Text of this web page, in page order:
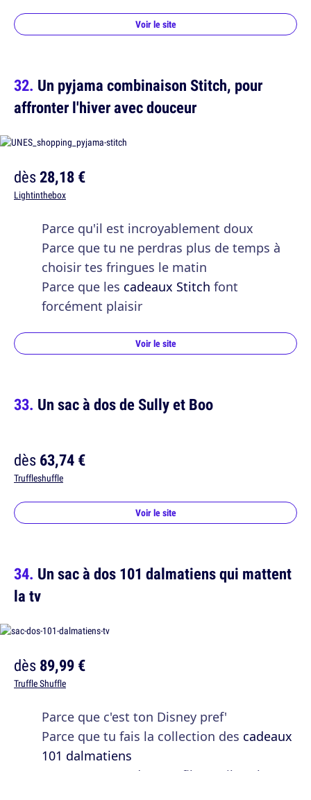
Voir le site
Un pyjama combinaison Stitch, pour
affronter l'hiver avec douceur
dès28,18 €
Lightinthebox
Parce qu'il est incroyablement doux
Parce que tu ne perdras plus de temps à
choisir tes fringues le matin
Parce que les cadeaux Stitch font
forcément plaisir
Voir le site
Un sac à dos de Sully et Boo
dès63,74 €
Truffleshuffle
Voir le site
Un sac à dos 101 dalmatiens qui mattent
la tv
dès89,99 €
Truffle Shuffle
Parce que c'est ton Disney pref'
Parce que tu fais la collection des cadeaux
101 dalmatiens
Parce que c'est dans ce film qu'il y a la